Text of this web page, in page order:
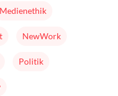
Medienethik
NewWork
Politik